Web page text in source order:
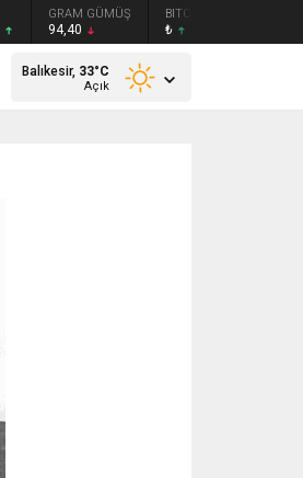
GRAM GÜMÜŞ
94,40
BITCOIN
₺
Balıkesir, 33°C
Açık